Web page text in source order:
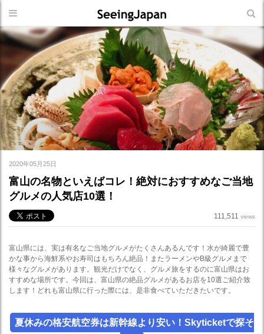
2020年05月25日
富山の名物といえばコレ！絶対におすすめなご当地
グルメの人気店10選！
111,511 views
富山県には、実は有名なご当地グルメがたくさんあるんです！水が綺麗で豊
かな事から海鮮系やお寿司はもちろん絶品！またラーメンやB級グルメまで
様々なグルメがあります。観光だけでなく、グルメ旅をするのに富山県はお
すすめな場所です。今回は、富山県の絶品グルメがあるお店を10選ご紹介致
します！どれも富山県に行った際には、是非食べていただきたいです。
夏休みの格安航空券は新幹線より安い！Skyticketで探そ